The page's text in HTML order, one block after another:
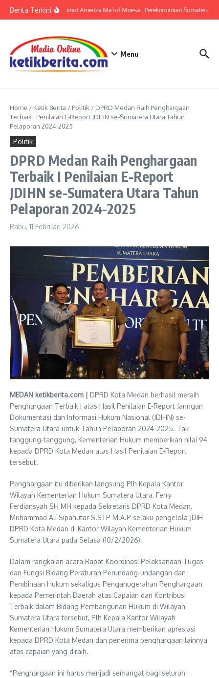
Berita TerkiniKPwBI Sumut Ameriza Ma’ruf Moesa : Perekonomian Sumatera
Menu
Home / Ketik Berita / Politik / DPRD Medan Raih Penghargaan
Terbaik I Penilaian E-Report JDIHN se-Sumatera Utara Tahun
Pelaporan 2024-2025
Politik
DPRD Medan Raih Penghargaan
Terbaik I Penilaian E-Report
JDIHN se-Sumatera Utara Tahun
Pelaporan 2024-2025
Rabu, 11 Februari 2026
MEDAN ketikberita.com | DPRD Kota Medan berhasil meraih
Penghargaan Terbaik I atas Hasil Penilaian E-Report Jaringan
Dokumentasi dan Informasi Hukum Nasional (JDIHN) se-
Sumatera Utara untuk Tahun Pelaporan 2024-2025. Tak
tanggung-tanggung, Kementerian Hukum memberikan nilai 94
kepada DPRD Kota Medan atas Hasil Penilaian E-Report
tersebut.
Penghargaan itu diberikan langsung Plh Kepala Kantor
Wilayah Kementerian Hukum Sumatera Utara, Ferry
Ferdiansyah SH MH kepada Sekretaris DPRD Kota Medan,
Muhammad Ali Sipahutar S.STP M.A.P selaku pengelola JDIH
DPRD Kota Medan di Kantor Wilayah Kementerian Hukum
Sumatera Utara pada Selasa (10/2/2026).
Dalam rangkaian acara Rapat Koordinasi Pelaksanaan Tugas
dan Fungsi Bidang Peraturan Perundang-undangan dan
Pembinaan Hukum sekaligus Penganugerahan Penghargaan
kepada Pemerintah Daerah atas Capaian dan Kontribusi
Terbaik dalam Bidang Pembangunan Hukum di Wilayah
Sumatera Utara tersebut, Plh Kepala Kantor Wilayah
Kementerian Hukum Sumatera Utara memberikan apresiasi
kepada DPRD Kota Medan dan penerima penghargaan lainnya
atas capaian yang diraih.
“Penghargaan ini harus menjadi semangat bagi seluruh